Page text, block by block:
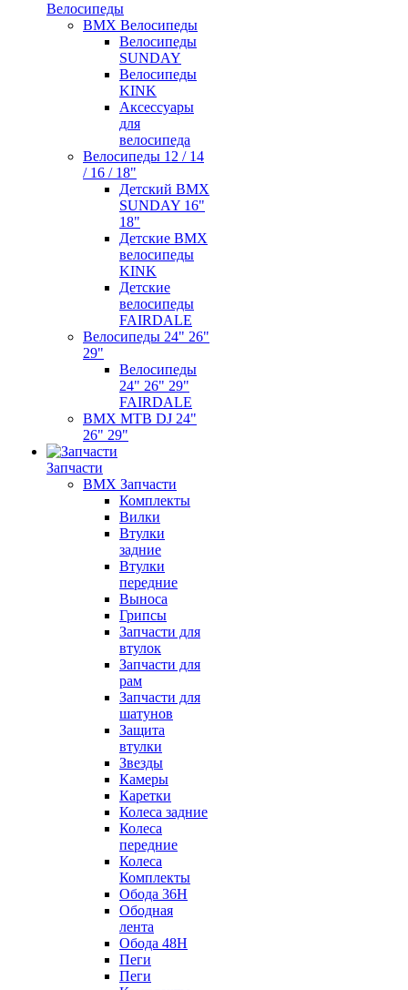
Велосипеды
BMX Велосипеды
Велосипеды
SUNDAY
Велосипеды
KINK
Аксессуары
для
велосипеда
Велосипеды 12 / 14
/ 16 / 18"
Детский BMX
SUNDAY 16"
18"
Детские BMX
велосипеды
KINK
Детские
велосипеды
FAIRDALE
Велосипеды 24" 26"
29"
Велосипеды
24" 26" 29"
FAIRDALE
BMX MTB DJ 24"
26" 29"
Запчасти
BMX Запчасти
Комплекты
Вилки
Втулки
задние
Втулки
передние
Выноса
Грипсы
Запчасти для
втулок
Запчасти для
рам
Запчасти для
шатунов
Защита
втулки
Звезды
Камеры
Каретки
Колеса задние
Колеса
передние
Колеса
Комплекты
Обода 36H
Ободная
лента
Обода 48H
Пеги
Пеги